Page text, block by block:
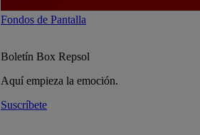
Fondos de Pantalla
Boletín Box Repsol
Aquí empieza la emoción.
Suscríbete